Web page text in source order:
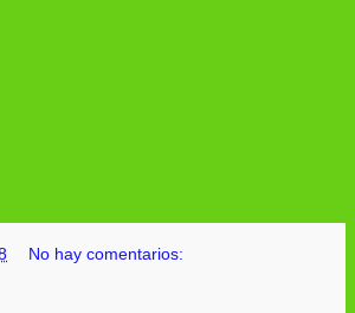
No hay comentarios: